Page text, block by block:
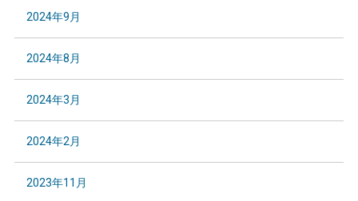
2024年9月
2024年8月
2024年3月
2024年2月
2023年11月